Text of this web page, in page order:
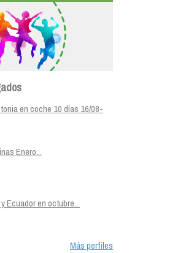
en coche 10 días 16/08-
Enero...
Ecuador en octubre...
Más perfiles